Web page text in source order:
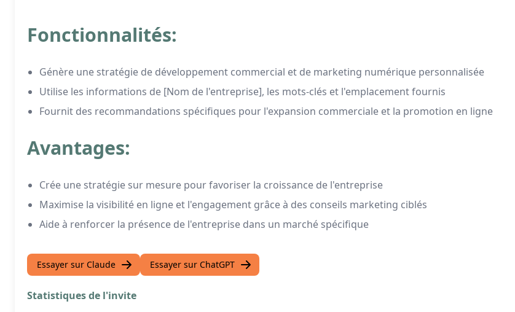
Fonctionnalités:
Génère une stratégie de développement commercial et de marketing numérique personnalisée
Utilise les informations de [Nom de l'entreprise], les mots-clés et l'emplacement fournis
Fournit des recommandations spécifiques pour l'expansion commerciale et la promotion en ligne
Avantages:
Crée une stratégie sur mesure pour favoriser la croissance de l'entreprise
Maximise la visibilité en ligne et l'engagement grâce à des conseils marketing ciblés
Aide à renforcer la présence de l'entreprise dans un marché spécifique
Essayer sur Claude Essayer sur ChatGPT
Statistiques de l'invite